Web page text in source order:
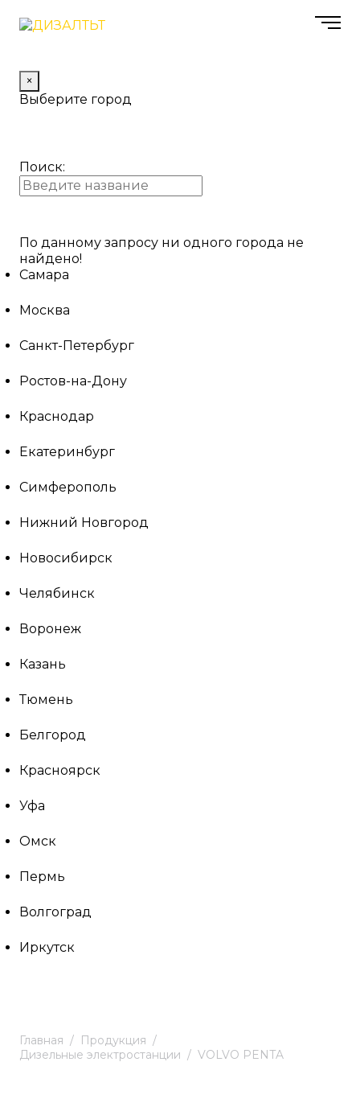
×
Выберите город
Поиск:
По данному запросу ни одного города не
найдено!
Самара
Москва
Санкт-Петербург
Ростов-на-Дону
Краснодар
Екатеринбург
Симферополь
Нижний Новгород
Новосибирск
Челябинск
Воронеж
Казань
Тюмень
Белгород
Красноярск
Уфа
Омск
Пермь
Волгоград
Иркутск
Главная
Продукция
Дизельные электростанции
VOLVO PENTA